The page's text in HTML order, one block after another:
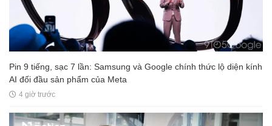
Chuỗi phòng gym tại TP HCM bất ngờ đóng cửa tất cả cơ sở,
hàng trăm hội viên bơ vơ
3 giờ trước